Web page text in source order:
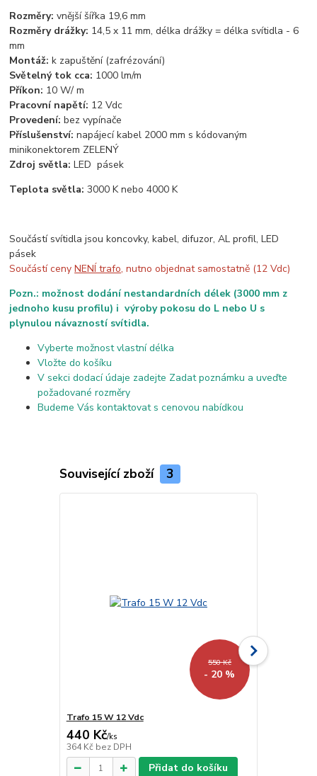
Rozměry: vnější šířka 19,6 mm
Rozměry drážky: 14,5 x 11 mm, délka drážky = délka svítidla - 6
mm
Montáž: k zapuštění (zafrézování)
Světelný tok cca: 1000 lm/m
Příkon: 10 W/ m
Pracovní napětí: 12 Vdc
Provedení:bez vypínače
Příslušenství:napájecí kabel 2000 mm s kódovaným
minikonektorem ZELENÝ
Zdroj světla:LED pásek
Teplota světla:3000 K nebo 4000 K
Součástí svítidla jsou koncovky, kabel, difuzor, AL profil, LED
pásek
Součástí cenyNENÍ trafo, nutno objednat samostatně (12 Vdc)
Pozn.: možnost dodání nestandardních délek (3000 mm z
jednoho kusu profilu) i výroby pokosu do L nebo U s
plynulou návazností svítidla.
Vyberte možnost vlastní délka
Vložte do košíku
V sekci dodací údaje zadejte Zadat poznámku a uveďte
požadované rozměry
Budeme Vás kontaktovat s cenovou nabídkou
Související zboží 3
550 Kč
- 20 %
Trafo 15 W 12 Vdc
440 Kč/ks
364 Kč bez DPH
Přidat do košíku